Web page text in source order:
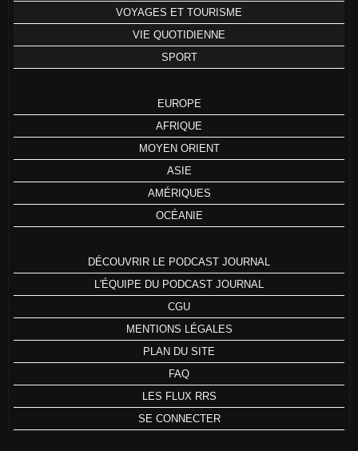
VOYAGES ET TOURISME
VIE QUOTIDIENNE
SPORT
EUROPE
AFRIQUE
MOYEN ORIENT
ASIE
AMÉRIQUES
OCÉANIE
DÉCOUVRIR LE PODCAST JOURNAL
L'ÉQUIPE DU PODCAST JOURNAL
CGU
MENTIONS LÉGALES
PLAN DU SITE
FAQ
LES FLUX RRS
SE CONNECTER